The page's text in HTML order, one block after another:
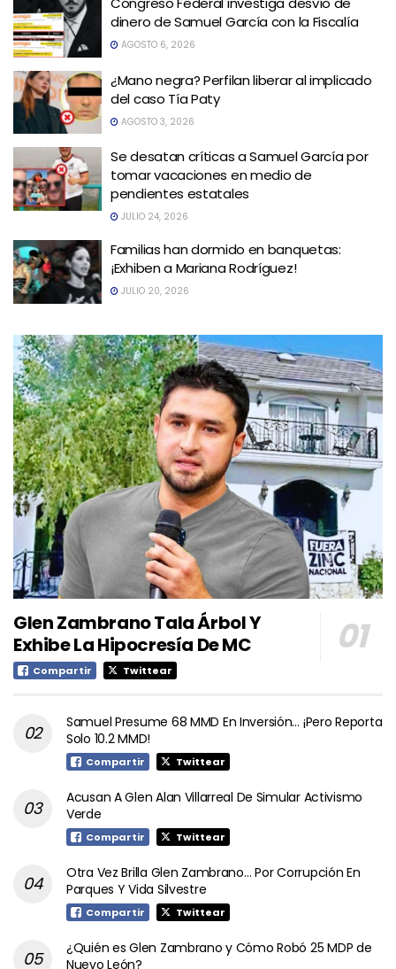
dinero de Samuel García con la Fiscalía
AGOSTO 6, 2026
¿Mano negra? Perfilan liberar al implicado
del caso Tía Paty
AGOSTO 3, 2026
Se desatan críticas a Samuel García por
tomar vacaciones en medio de
pendientes estatales
JULIO 24, 2026
Familias han dormido en banquetas:
¡Exhiben a Mariana Rodríguez!
JULIO 20, 2026
Glen Zambrano Tala Árbol Y
Exhibe La Hipocresía De MC
Compartir Twittear
Samuel Presume 68 MMD En Inversión… ¡Pero Reporta
Solo 10.2 MMD!
Compartir Twittear
Acusan A Glen Alan Villarreal De Simular Activismo
Verde
Compartir Twittear
Otra Vez Brilla Glen Zambrano… Por Corrupción En
Parques Y Vida Silvestre
Compartir Twittear
¿Quién es Glen Zambrano y Cómo Robó 25 MDP de
Nuevo León?